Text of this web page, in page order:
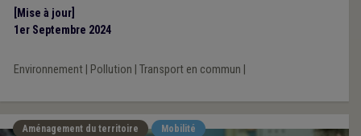
[Mise à jour]
1er Septembre 2024
Environnement| Pollution Transport en commun
Aménagement du territoire Mobilité